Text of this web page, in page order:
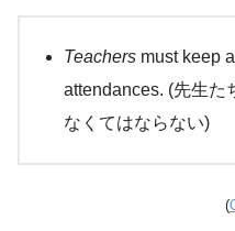
Teachers must keep
attendances. (先生た
なくてはならない)
(